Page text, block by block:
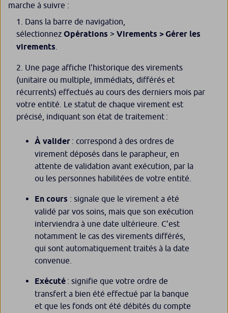
marche à suivre :
Dans la barre de navigation,
sélectionnez Opérations > Virements > Gérer les
virements
Une page affiche l’historique des virements
(unitaire ou multiple, immédiats, différés et
récurrents) effectués au cours des derniers mois par
votre entité. Le statut de chaque virement est
précisé, indiquant son état de traitement :
À valider : correspond à des ordres de
virement déposés dans le parapheur, en
attente de validation avant exécution, par la
ou les personnes habilitées de votre entité.
En cours : signale que le virement a été
validé par vos soins, mais que son exécution
interviendra à une date ultérieure. C’est
notamment le cas des virements différés,
qui sont automatiquement traités à la date
convenue.
Exécuté : signifie que votre ordre de
transfert a bien été effectué par la banque
et que les fonds ont été débités du compte